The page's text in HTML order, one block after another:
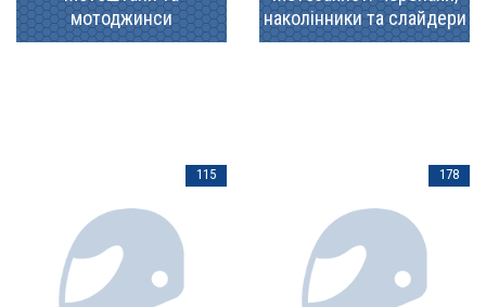
мотоджинси
наколінники та слайдери
115 178